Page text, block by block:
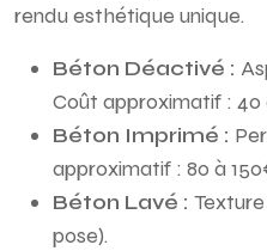
rendu esthétique unique.
Béton Déactivé :
Coût approximatif : 40
Béton Imprimé :
approximatif : 80 à
Béton Lavé :
pose).